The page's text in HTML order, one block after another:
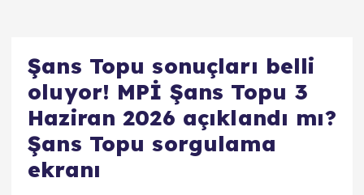
Şans Topu sonuçları belli
oluyor! MPİ Şans Topu 3
Haziran 2026 açıklandı mı?
Şans Topu sorgulama
ekranı